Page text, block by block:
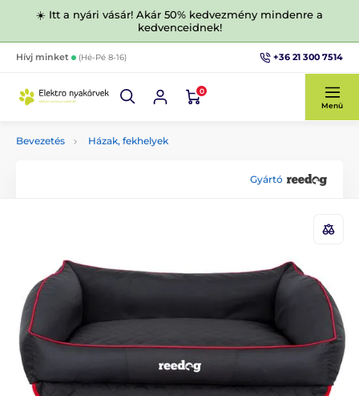
☀️ Itt a nyári vásár! Akár 50% kedvezmény mindenre a
kedvenceidnek!
Hívj minket (Hé-Pé 8-16) +36 21 300 7514
0
Menü
Bevezetés Házak, fekhelyek
Gyártó